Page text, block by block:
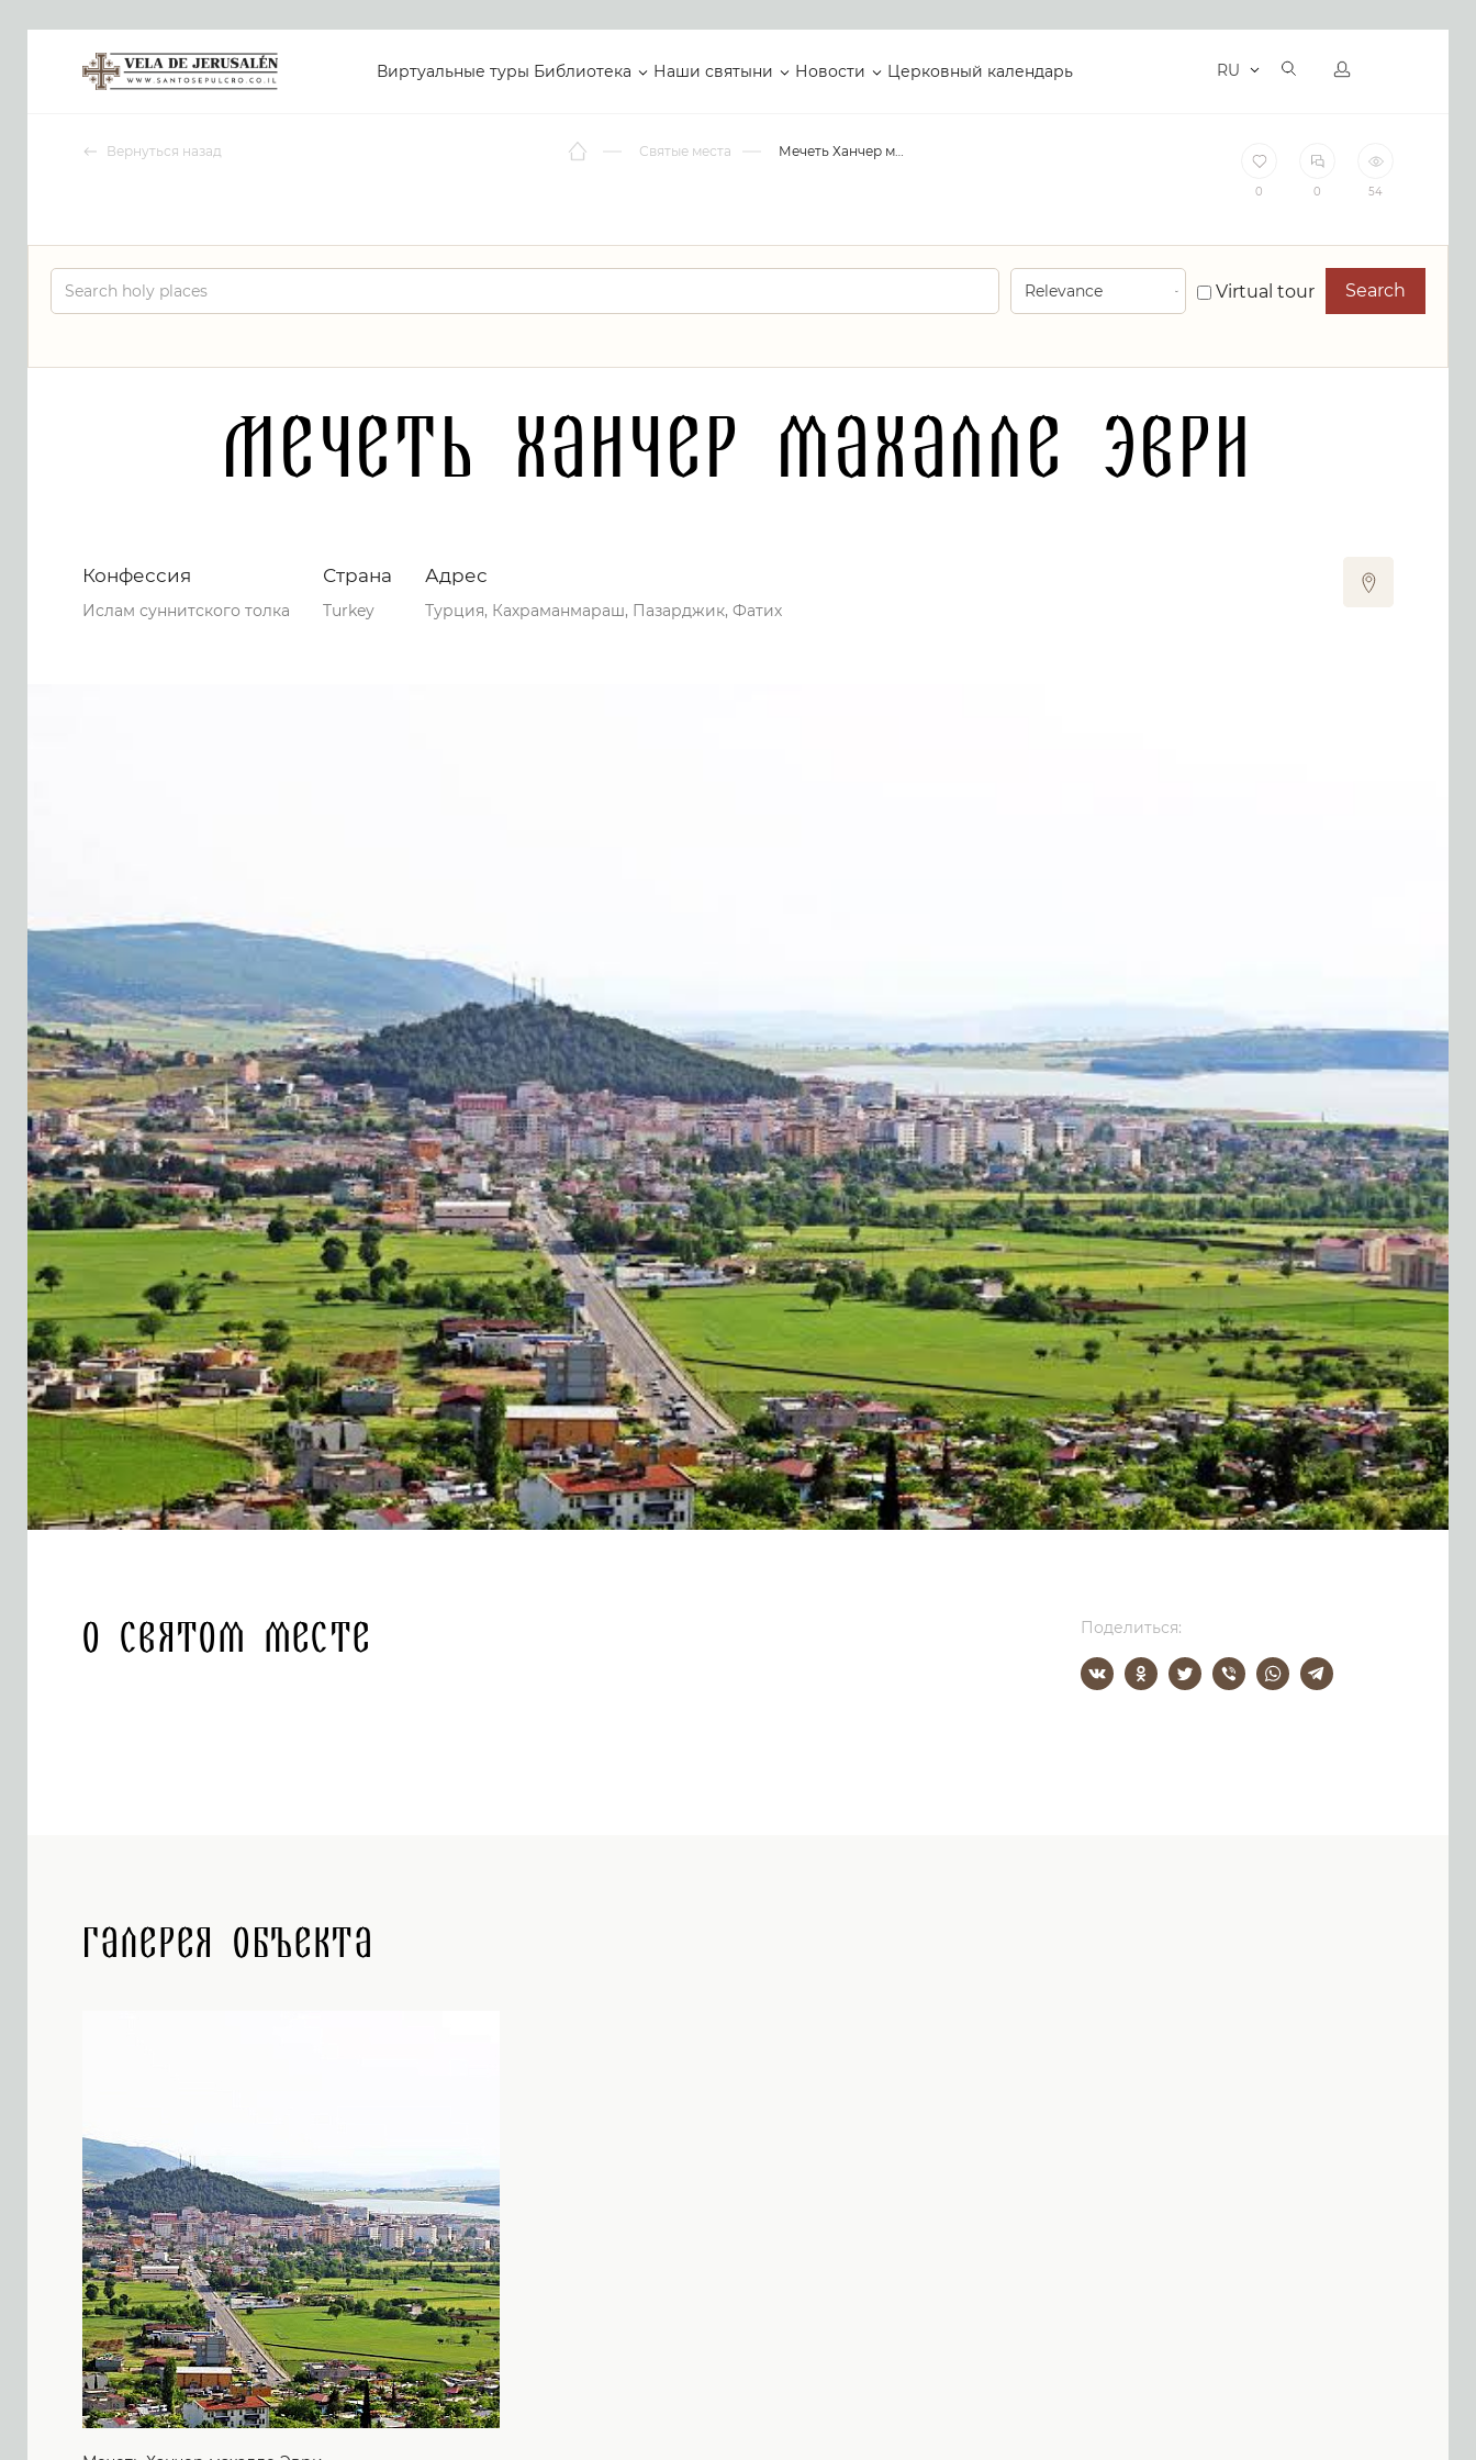
Виртуальные туры Библиотека Наши святыни Новости Церковный календарь RU
Вернуться назад Святые места Мечеть Ханчер махалле Эври
0 0 54
Virtual tour Search
Мечеть Ханчер махалле Эври
Конфессия
Ислам суннитского толка
Страна
Turkey
Адрес
Турция, Кахраманмараш, Пазарджик, Фатих
О святом месте Поделиться:
Галерея объекта